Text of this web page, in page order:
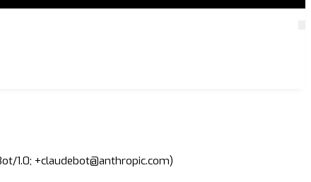
1.0; +claudebot@anthropic.com)